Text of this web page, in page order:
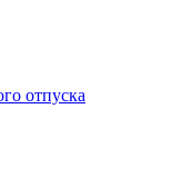
отпуска